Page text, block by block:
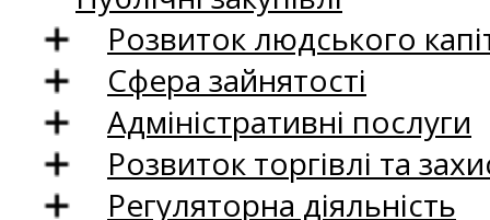
Розвиток людського
Сфера зайнятості
Адміністративні послуги
Розвиток торгівлі та
Регуляторна діяльність